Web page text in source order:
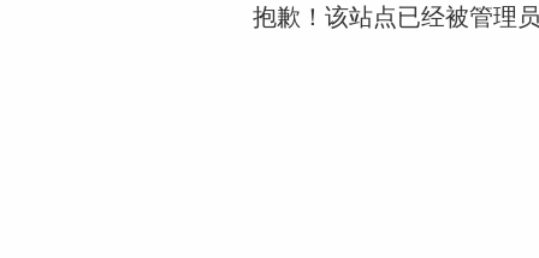
抱歉！该站点已经被管理